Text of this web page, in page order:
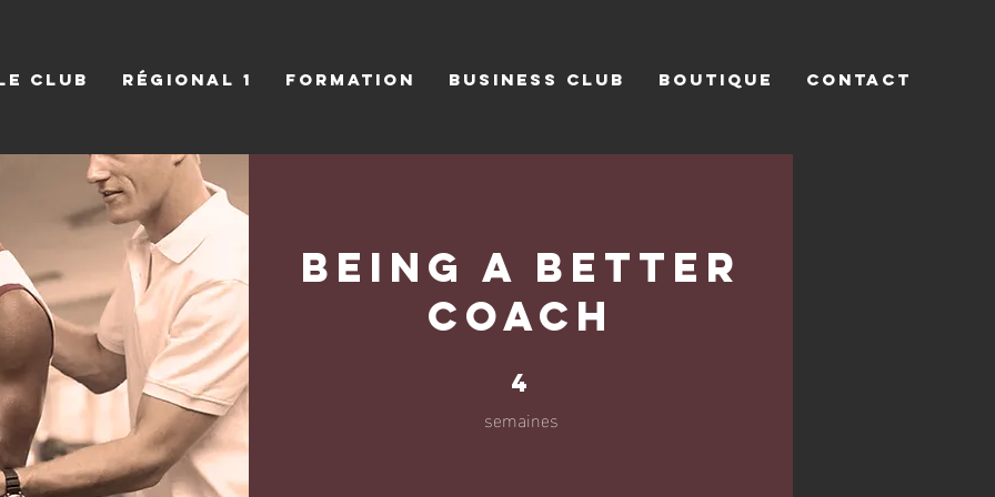
CLUB RÉGIONAL 1 FORMATION BUSINESS CLUB BOUTIQUE CONTACT
Being a Better
Coach
4
semaines
4 semaines